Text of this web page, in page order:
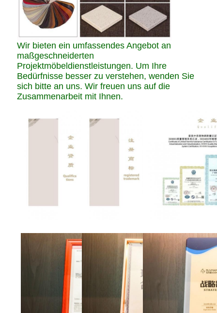
Wir bieten ein umfassendes Angebot an
maßgeschneiderten
Projektmöbeldienstleistungen. Um Ihre
Bedürfnisse besser zu verstehen, wenden Sie
sich bitte an uns. Wir freuen uns auf die
Zusammenarbeit mit Ihnen.